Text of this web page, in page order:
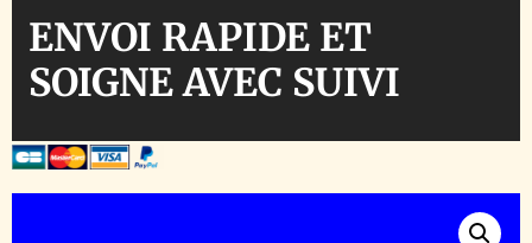
ENVOI RAPIDE ET
SOIGNE AVEC SUIVI